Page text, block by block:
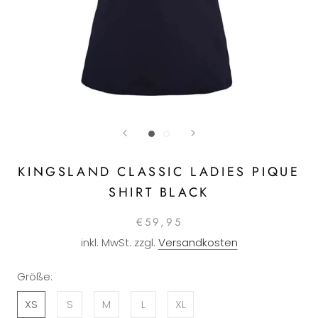
KINGSLAND CLASSIC LADIES PIQUE
SHIRT BLACK
€59,95
inkl. MwSt. zzgl. Versandkosten
Größe:
XS
S M L XL